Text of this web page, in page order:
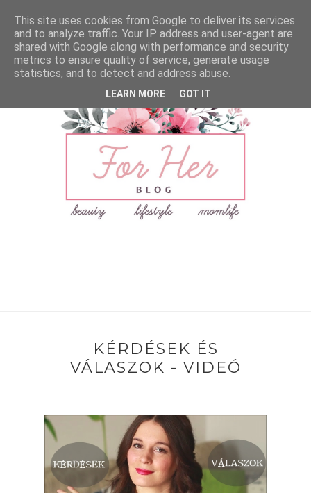
KÉRDÉSEK ÉS
VÁLASZOK - VIDEÓ
This site uses cookies from Google to deliver its services
and to analyze traffic. Your IP address and user-agent are
shared with Google along with performance and security
metrics to ensure quality of service, generate usage
statistics, and to detect and address abuse.
LEARN MORE GOT IT